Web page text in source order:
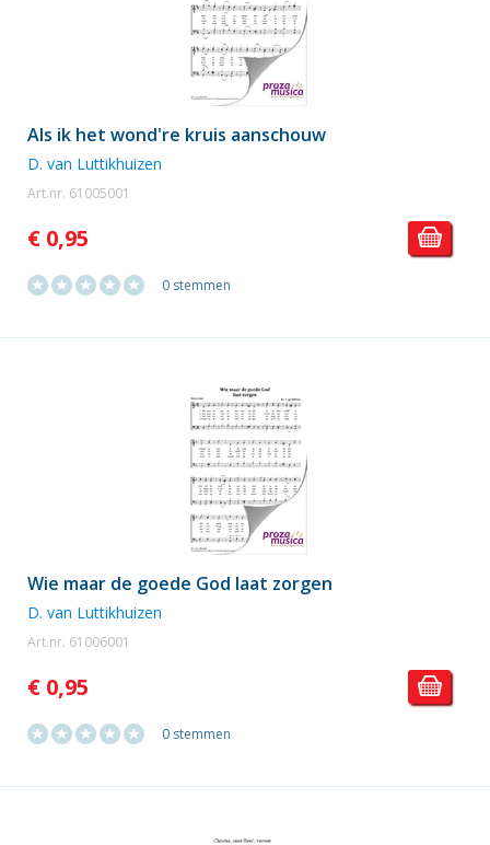
Als ik het wond're kruis aanschouw
D. van Luttikhuizen
Art.nr. 61005001
€ 0,95
0 stemmen
Wie maar de goede God laat zorgen
D. van Luttikhuizen
Art.nr. 61006001
€ 0,95
0 stemmen